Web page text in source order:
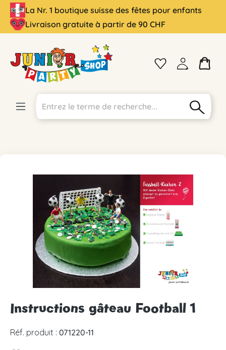
principal
La Nr. 1 boutique suisse des fêtes pour enfants
Livraison gratuite à partir de 90 CHF
Instructions gâteau Football 1
Réf. produit : 071220-11